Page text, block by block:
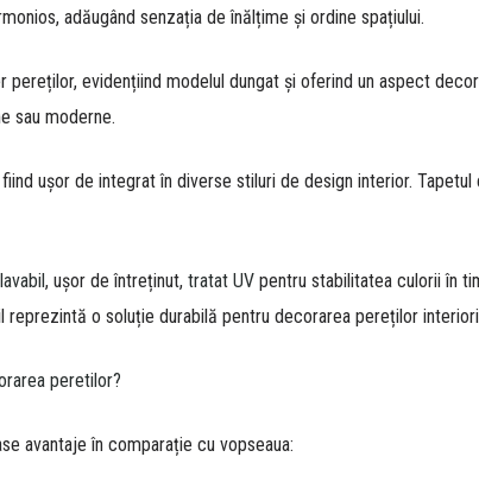
adăugând senzația de înălțime și ordine spațiului.
pereților, evidențiind modelul dungat și oferind un aspect
sau moderne.
ușor de integrat în diverse stiluri de design interior.
, ușor de întreținut, tratat UV pentru stabilitatea culorii în
reprezintă o soluție durabilă pentru decorarea pereților
peretilor?
avantaje în comparație cu vopseaua: